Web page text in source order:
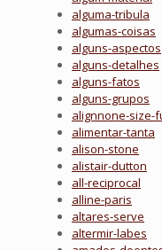
alguma-tribula
algumas-coisas
alguns-aspectos
alguns-detalhes
alguns-fatos
alguns-grupos
alignnone-size-
alimentar-tanta
alison-stone
alistair-dutton
all-reciprocal
alline-paris
altares-serve
altermir-labes